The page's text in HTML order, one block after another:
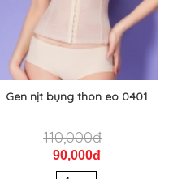
Gen nịt bụng thon eo 0401
110,000đ
90,000đ